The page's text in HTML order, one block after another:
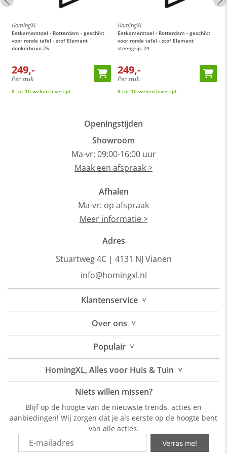
HomingXL
Eetkamerstoel - Rotterdam - geschikt
voor ronde tafel - stof Element
donkerbruin 25
249,-
Per stuk
8 tot 10 weken levertijd
HomingXL
Eetkamerstoel - Rotterdam - geschikt
voor ronde tafel - stof Element
steengrijs 24
249,-
Per stuk
8 tot 10 weken levertijd
Openingstijden
Showroom
Ma-vr: 09:00-16:00 uur
Maak een afspraak >
Afhalen
Ma-vr: op afspraak
Meer informatie >
Adres
Stuartweg 4C | 4131 NJ Vianen
info@homingxl.nl
Klantenservice ˅
Overons ˅
Populair ˅
HomingXL, Alles voor Huis & Tuin ˅
Niets willen missen?
Blijf op de hoogte van de nieuwste trends, acties en
aanbiedingen! Wij zorgen dat je als eerste op de hoogte bent
van alle acties.
Verras me!